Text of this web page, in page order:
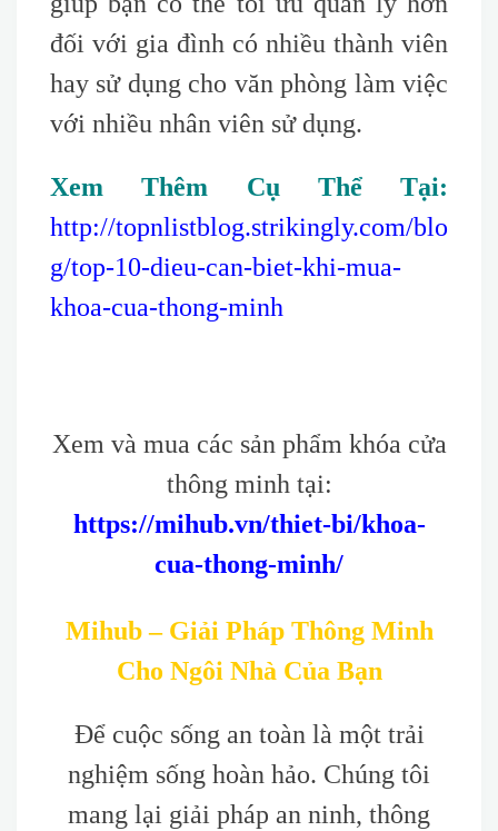
đối với gia đình có nhiều thành viên
hay sử dụng cho văn phòng làm việc
với nhiều nhân viên sử dụng.
Xem Thêm Cụ Thể Tại:
http://topnlistblog.strikingly.com/blo
g/top-10-dieu-can-biet-khi-mua-
khoa-cua-thong-minh
Xem và mua các sản phẩm khóa cửa
thông minh tại:
https://mihub.vn/thiet-bi/khoa-
cua-thong-minh/
Mihub – Giải Pháp Thông Minh
Cho Ngôi Nhà Của Bạn
Để cuộc sống an toàn là một trải
nghiệm sống hoàn hảo. Chúng tôi
mang lại giải pháp an ninh, thông